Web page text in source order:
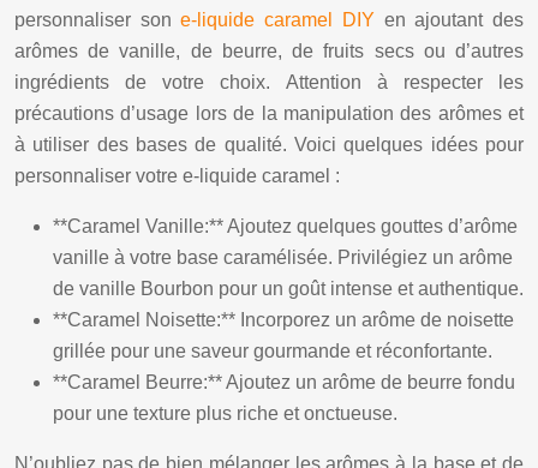
personnaliser sone-liquide caramel DIY en ajoutant des
arômes de vanille, de beurre, de fruits secs ou d’autres
ingrédients de votre choix. Attention à respecter les
précautions d’usage lors de la manipulation des arômes et
à utiliser des bases de qualité. Voici quelques idées pour
personnaliser votre e-liquide caramel :
**Caramel Vanille:** Ajoutez quelques gouttes d’arôme
vanille à votre base caramélisée. Privilégiez un arôme
de vanille Bourbon pour un goût intense et authentique.
**Caramel Noisette:** Incorporez un arôme de noisette
grillée pour une saveur gourmande et réconfortante.
**Caramel Beurre:** Ajoutez un arôme de beurre fondu
pour une texture plus riche et onctueuse.
N’oubliez pas de bien mélanger les arômes à la base et de